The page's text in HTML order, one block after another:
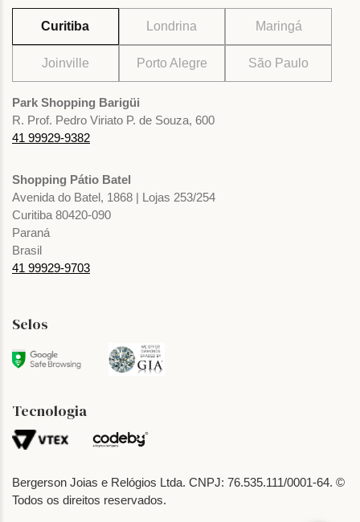
Curitiba Londrina Maringá
Joinville Porto Alegre São Paulo
Park Shopping Barigüi
R. Prof. Pedro Viriato P. de Souza, 600
41 99929-9382
Shopping Pátio Batel
Avenida do Batel, 1868 | Lojas 253/254
Curitiba 80420-090
Paraná
Brasil
41 99929-9703
Bergerson Joias e Relógios Ltda. CNPJ: 76.535.111/0001-64. ©
Todos os direitos reservados.
Selos
Tecnologia